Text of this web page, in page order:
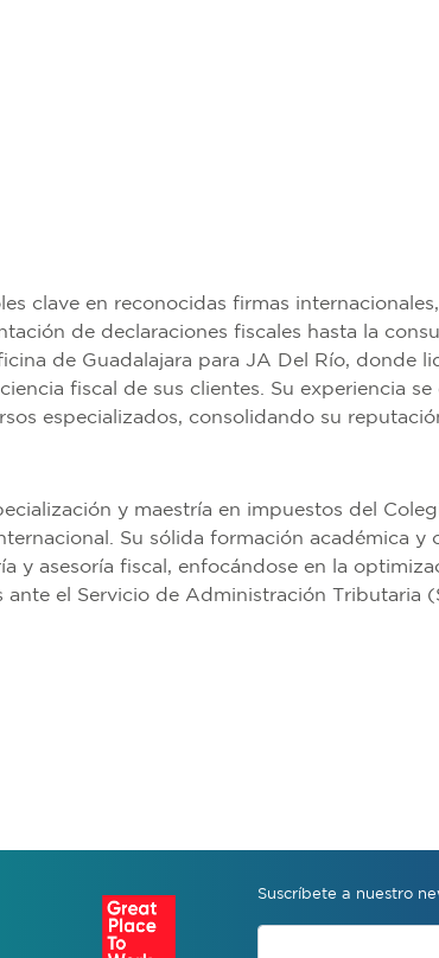
clave en reconocidas firmas
de declaraciones fiscales hasta la
de Guadalajara para JA Del Río, donde
fiscal de sus clientes. Su experiencia
especializados, consolidando su
y maestría en impuestos del
Su sólida formación académica y
y asesoría fiscal, enfocándose en la
el Servicio de Administración Tributaria
Suscríbete a nuestro